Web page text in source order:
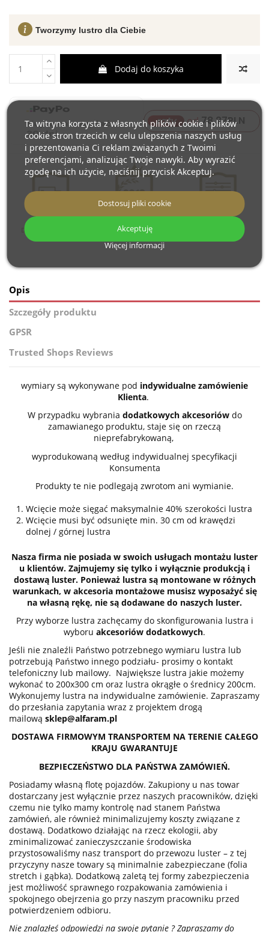
Dodaj do koszyka
Tworzymy lustro dla Ciebie
raty od 78,27PLN
Darmowa dostawa
Produkujemy
Opis
Szczegóły produktu
GPSR
Trusted Shops Reviews
wymiary są wykonywane pod indywidualne zamówienie
Klienta.
W przypadku wybrania dodatkowych akcesoriówdo
zamawianego produktu, staje się on rzeczą
nieprefabrykowaną,
wyprodukowaną według indywidualnej specyfikacji
Konsumenta
Produkty te nie podlegają zwrotom ani wymianie.
Wcięcie może sięgać maksymalnie 40% szerokości lustra
Wcięcie musi być odsunięte min. 30 cm od krawędzi
dolnej / górnej lustra
Nasza firma nie posiada w swoich usługach montażu luster
u klientów. Zajmujemy się tylko i wyłącznie produkcją i
dostawą luster. Ponieważ lustra są montowane w różnych
warunkach, w akcesoria montażowe musisz wyposażyć się
na własną rękę, nie są dodawane do naszych luster.
Przy wyborze lustra zachęcamy do skonfigurowania lustra i
wyboru akcesoriów dodatkowych.
Jeśli nie znaleźli Państwo potrzebnego wymiaru lustra lub
potrzebują Państwo innego podziału- prosimy o kontakt
telefoniczny lub mailowy. Największe lustra jakie możemy
wykonać to 200x300 cm oraz lustra okrągłe o średnicy 200cm.
Wykonujemy lustra na indywidualne zamówienie. Zapraszamy
do przesłania zapytania wraz z projektem drogą
mailową sklep@alfaram.pl
DOSTAWA FIRMOWYM TRANSPORTEM NA TERENIE CAŁEGO
KRAJU GWARANTUJE
BEZPIECZEŃSTWO DLA PAŃSTWA ZAMÓWIEŃ.
Posiadamy własną flotę pojazdów. Zakupiony u nas towar
dostarczany jest wyłącznie przez naszych pracowników, dzięki
czemu nie tylko mamy kontrolę nad stanem Państwa
zamówień, ale również minimalizujemy koszty związane z
dostawą. Dodatkowo działając na rzecz ekologii, aby
zminimalizować zanieczyszczanie środowiska
przystosowaliśmy nasz transport do przewozu luster – z tej
przyczyny nasze towary są minimalnie zabezpieczane (folia
stretch i gąbka). Dodatkową zaletą tej formy zabezpieczenia
jest możliwość sprawnego rozpakowania zamówienia i
spokojnego obejrzenia go przy naszym pracowniku przed
potwierdzeniem odbioru.
Nie znalazłeś odpowiedzi na swoje pytanie ? Zapraszamy do
Ta witryna korzysta z własnych plików cookie i plików
cookie stron trzecich w celu ulepszenia naszych usług
i prezentowania Ci reklam związanych z Twoimi
preferencjami, analizując Twoje nawyki. Aby wyrazić
zgodę na ich użycie, naciśnij przycisk Akceptuj.
Więcej informacji
Dostosuj pliki cookie
Akceptuję